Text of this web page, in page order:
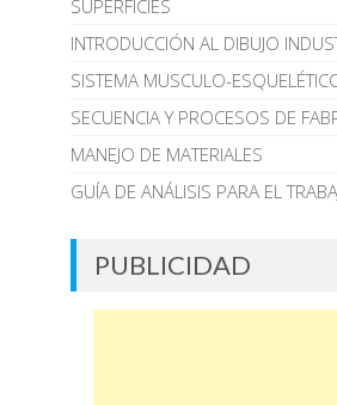
SUPERFICIES
INTRODUCCIÓN AL DIBUJO
SISTEMA MUSCULO-
SECUENCIA Y PROCESOS DE
MANEJO DE MATERIALES
GUÍA DE ANÁLISIS PARA EL
PUBLICIDAD